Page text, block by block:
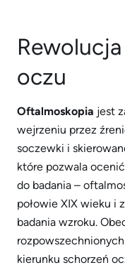
oczu
Oftalmoskopia jest
wejrzeniu przez
soczewki i
które pozwala
do badania –
połowie XIX wieku i
badania wzroku.
kierunku schorzeń